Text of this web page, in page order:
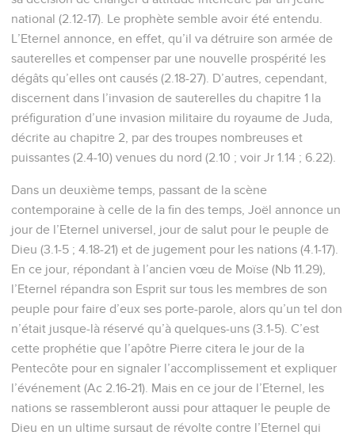
national (2.12-17). Le prophète semble avoir été entendu.
L’Eternel annonce, en effet, qu’il va détruire son armée de
sauterelles et compenser par une nouvelle prospérité les
dégâts qu’elles ont causés (2.18-27). D’autres, cependant,
discernent dans l’invasion de sauterelles du chapitre 1 la
préfiguration d’une invasion militaire du royaume de Juda,
décrite au chapitre 2, par des troupes nombreuses et
puissantes (2.4-10) venues du nord (2.10 ; voir Jr 1.14 ; 6.22).
Dans un deuxième temps, passant de la scène
contemporaine à celle de la fin des temps, Joël annonce un
jour de l’Eternel universel, jour de salut pour le peuple de
Dieu (3.1-5 ; 4.18-21) et de jugement pour les nations (4.1-17).
En ce jour, répondant à l’ancien vœu de Moïse (Nb 11.29),
l’Eternel répandra son Esprit sur tous les membres de son
peuple pour faire d’eux ses porte-parole, alors qu’un tel don
n’était jusque-là réservé qu’à quelques-uns (3.1-5). C’est
cette prophétie que l’apôtre Pierre citera le jour de la
Pentecôte pour en signaler l’accomplissement et expliquer
l’événement (Ac 2.16-21). Mais en ce jour de l’Eternel, les
nations se rassembleront aussi pour attaquer le peuple de
Dieu en un ultime sursaut de révolte contre l’Eternel qui